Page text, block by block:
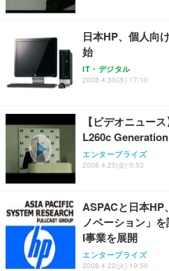
日本HP、個人向
始
IT・デジタル
2008.4.30(水) 17:10
【ビデオニュー
L260c
エンタープライズ
2008.4.25(金) 0:53
ASPACと日本HP
ノベーション」
I事業を展開
エンタープライズ
2008.4.22(火) 19:50